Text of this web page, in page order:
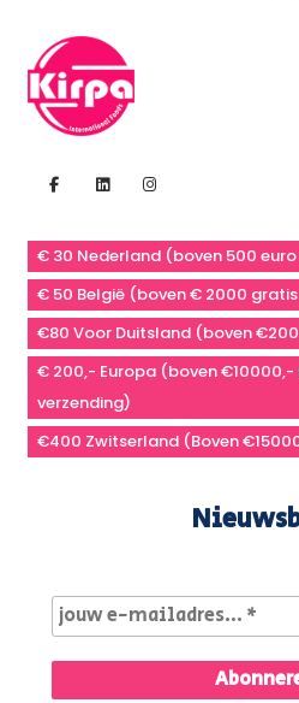
€ 30 Nederland (boven 500
€ 50 België (boven € 2000
€80 Voor Duitsland (boven
€ 200,- Europa (boven
verzending)
€400 Zwitserland (Boven